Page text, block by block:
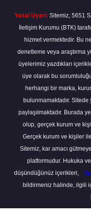
Yasal Uyarı: Sitemiz, 5651
İletişim Kurumu (BTK)
hizmet vermektedir. Bu
denetleme veya araştırma
üyelerimiz yazdıkları
üye olarak bu
herhangi bir marka,
bulunmamaktadır. Sitede
paylaşılmaktadır. Burada
olup, gerçek kurum ve
Gerçek kurum ve kişiler
Sitemiz, kar amacı
platformudur. Hukuka
düşündüğünüz içerikleri,
bildirmeniz halinde, ilgili